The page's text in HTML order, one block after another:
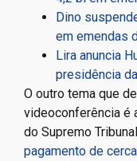
Dino
em emendas
Lira anuncia
presidência
O outro tema que
videoconferência é
do Supremo
pagamento de